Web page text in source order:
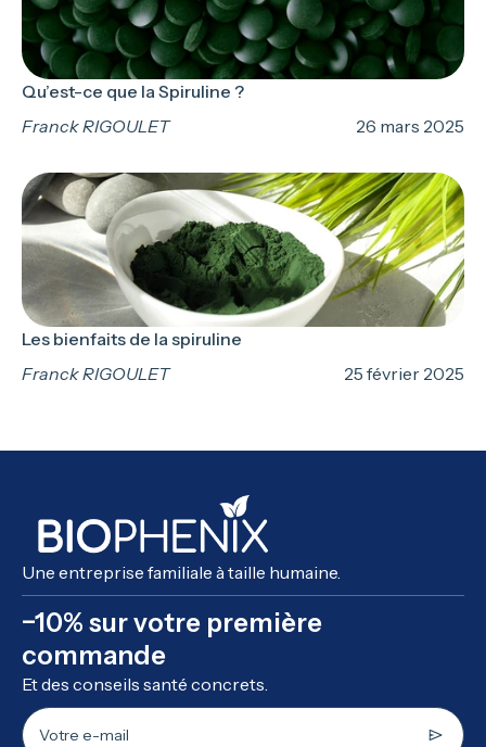
Qu’est-ce que la Spiruline ?
Franck RIGOULET
26 mars 2025
Les bienfaits de la spiruline
Franck RIGOULET
25 février 2025
Une entreprise familiale à taille humaine.
−10% sur votre première
commande
Et des conseils santé concrets.
Votre e-mail